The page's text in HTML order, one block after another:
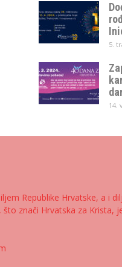
5.
14.
Republike Hrvatske, a i
znači Hrvatska za Krista,